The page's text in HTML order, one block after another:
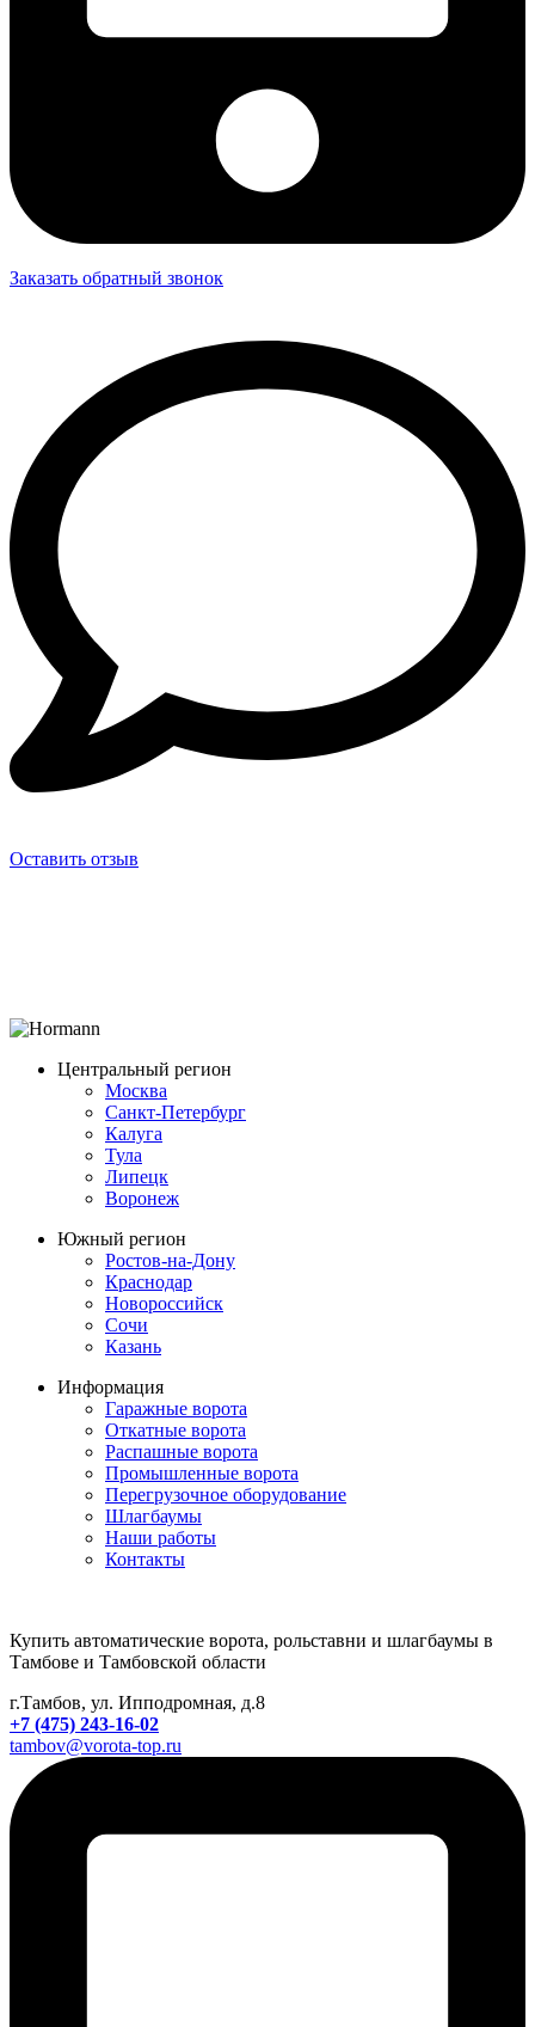
Заказать обратный звонок
Оставить отзыв
Центральный регион
Москва
Санкт-Петербург
Калуга
Тула
Липецк
Воронеж
Южный регион
Ростов-на-Дону
Краснодар
Новороссийск
Сочи
Казань
Информация
Гаражные ворота
Откатные ворота
Распашные ворота
Промышленные ворота
Перегрузочное оборудование
Шлагбаумы
Наши работы
Контакты
Купить автоматические ворота, рольставни и шлагбаумы в
Тамбове и Тамбовской области
г.Тамбов, ул. Ипподромная, д.8
+7 (475) 243-16-02
tambov@vorota-top.ru